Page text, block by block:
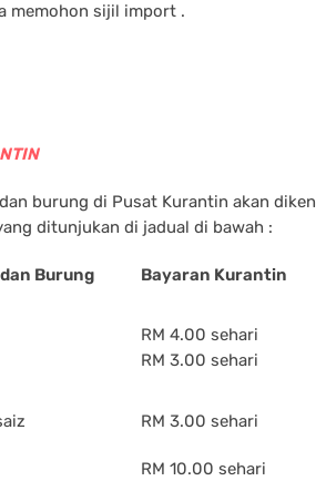
memohon sijil import .
burung di Pusat Kurantin akan
ditunjukan di jadual di bawah :
Burung Bayaran Kurantin
RM 4.00 sehari
RM 3.00 sehari
RM 3.00 sehari
RM 10.00 sehari